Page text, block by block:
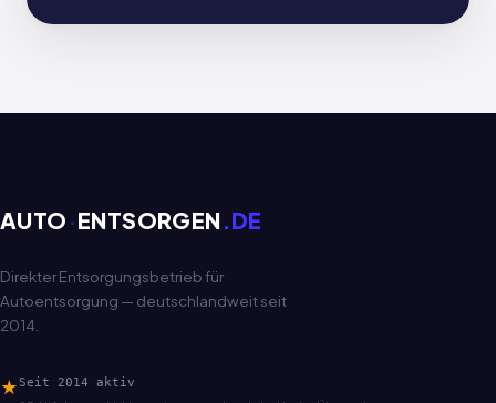
AUTO ·ENTSORGEN .DE
Direkter Entsorgungsbetrieb für
Autoentsorgung — deutschlandweit seit
2014.
★ Seit 2014 aktiv